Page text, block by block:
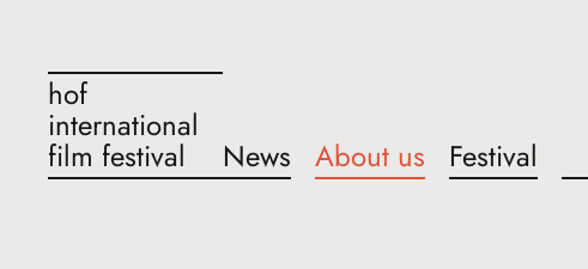
hof
international
film festival News About us Festival